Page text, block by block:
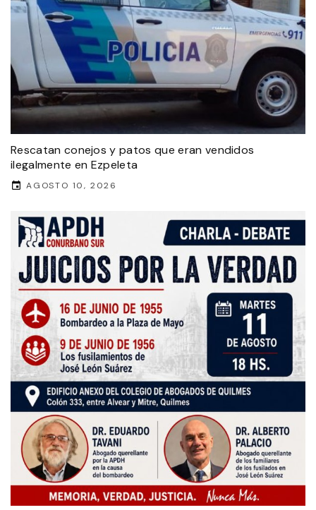
Rescatan conejos y patos que eran vendidos
ilegalmente en Ezpeleta
AGOSTO 10, 2026